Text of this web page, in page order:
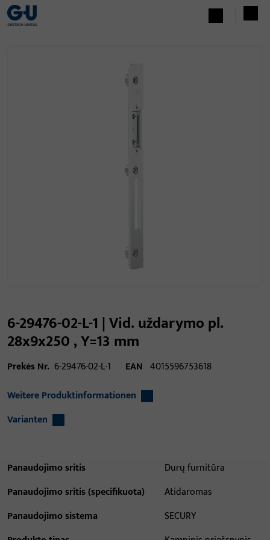
6-29476-02-L-1 | Vid. uždarymo pl.
28x9x250 , Y=13 mm
Prekės Nr. 6-29476-02-L-1 EAN 4015596753618
Weitere Produktinformationen
Varianten
Panaudojimo sritis
Durų furnitūra
Panaudojimo sritis (specifikuota)
Atidaromas
Panaudojimo sistema
SECURY